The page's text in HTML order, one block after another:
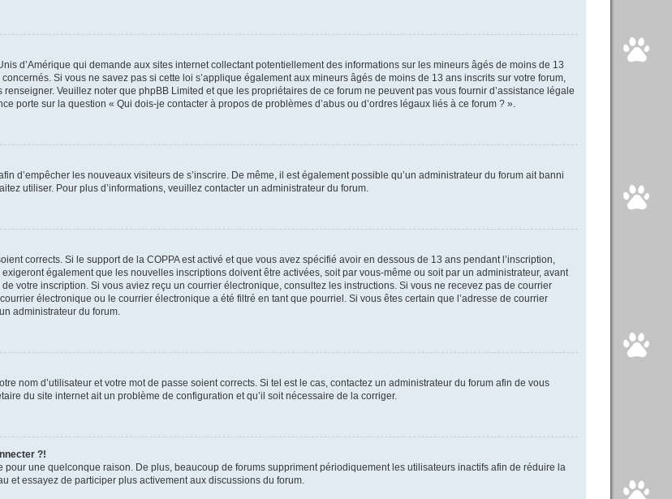
d’Amérique qui demande aux sites internet collectant potentiellement des informations sur les mineurs âgés de moins de 13
Si vous ne savez pas si cette loi s’applique également aux mineurs âgés de moins de 13 ans inscrits sur votre forum,
Veuillez noter que phpBB Limited et que les propriétaires de ce forum ne peuvent pas vous fournir d’assistance légale
porte sur la question « Qui dois-je contacter à propos de problèmes d’abus ou d’ordres légaux liés à ce forum ? ».
d’empêcher les nouveaux visiteurs de s’inscrire. De même, il est également possible qu’un administrateur du forum ait banni
utiliser. Pour plus d’informations, veuillez contacter un administrateur du forum.
corrects. Si le support de la COPPA est activé et que vous avez spécifié avoir en dessous de 13 ans pendant l’inscription,
également que les nouvelles inscriptions doivent être activées, soit par vous-même ou soit par un administrateur, avant
votre inscription. Si vous aviez reçu un courrier électronique, consultez les instructions. Si vous ne recevez pas de courrier
électronique ou le courrier électronique a été filtré en tant que pourriel. Si vous êtes certain que l’adresse de courrier
administrateur du forum.
nom d’utilisateur et votre mot de passe soient corrects. Si tel est le cas, contactez un administrateur du forum afin de vous
du site internet ait un problème de configuration et qu’il soit nécessaire de la corriger.
?!
une quelconque raison. De plus, beaucoup de forums suppriment périodiquement les utilisateurs inactifs afin de réduire la
et essayez de participer plus activement aux discussions du forum.